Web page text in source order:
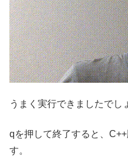
うまく実行できましたでし
qを押して終了すると、
す。